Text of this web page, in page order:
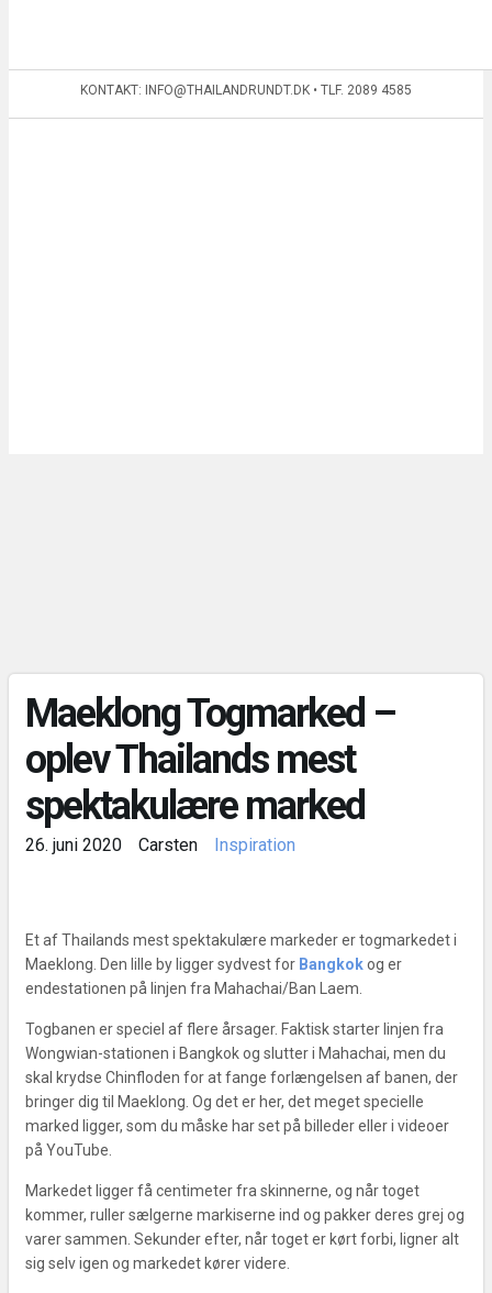
KONTAKT: INFO@THAILANDRUNDT.DK • TLF. 2089 4585
Maeklong Togmarked –
oplev Thailands mest
spektakulære marked
26. juni 2020 Carsten Inspiration
Et af Thailands mest spektakulære markeder er togmarkedet i
Maeklong. Den lille by ligger sydvest for Bangkokog er
endestationen på linjen fra Mahachai/Ban Laem.
Togbanen er speciel af flere årsager. Faktisk starter linjen fra
Wongwian-stationen i Bangkok og slutter i Mahachai, men du
skal krydse Chinfloden for at fange forlængelsen af banen, der
bringer dig til Maeklong. Og det er her, det meget specielle
marked ligger, som du måske har set på billeder eller i videoer
på YouTube.
Markedet ligger få centimeter fra skinnerne, og når toget
kommer, ruller sælgerne markiserne ind og pakker deres grej og
varer sammen. Sekunder efter, når toget er kørt forbi, ligner alt
sig selv igen og markedet kører videre.